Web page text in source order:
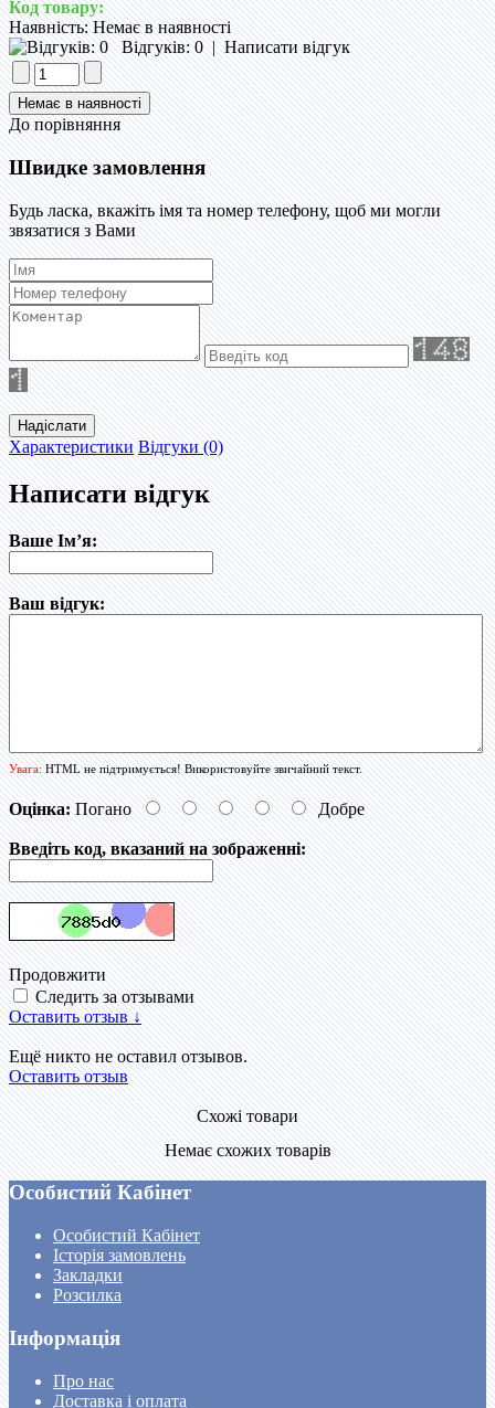
Код товару:
Наявність:Немає в наявності
Відгуків: 0|Написати відгук
До порівняння
Швидке замовлення
Будь ласка, вкажіть імя та номер телефону, щоб ми могли
звязатися з Вами
Надіслати
Характеристики Відгуки (0)
Написати відгук
Ваше Ім’я:
Ваш відгук:
Увага:HTML не підтримується! Використовуйте звичайний текст.
Оцінка: Погано Добре
Введіть код, вказаний на зображенні:
Продовжити
Следить за отзывами
Оставить отзыв ↓
Ещё никто не оставил отзывов.
Оставить отзыв
Схожі товари
Немає схожих товарів
Особистий Кабінет
Особистий Кабінет
Історія замовлень
Закладки
Розсилка
Інформація
Про нас
Доставка і оплата